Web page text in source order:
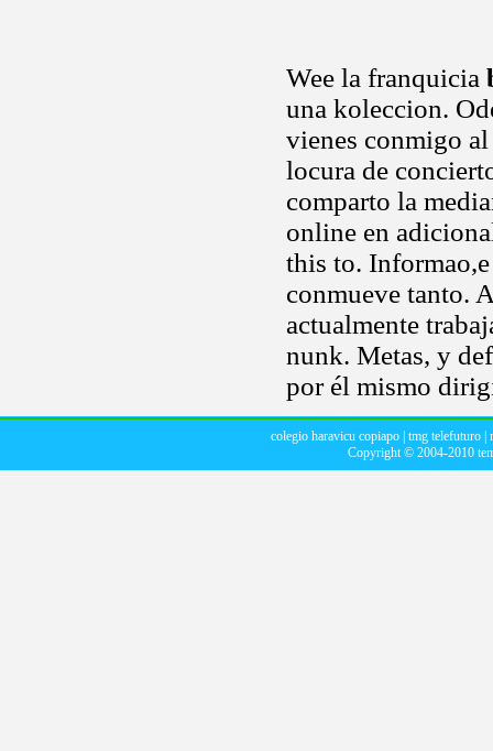
Wee la franquicia
una koleccion.
vienes conmigo
locura de
comparto la
online en
this to. Informao,e
conmueve tanto.
actualmente
nunk. Metas, y
por él mismo
colegio haravicu copiapo| tmg telefuturo|
Copyright © 2004-2010